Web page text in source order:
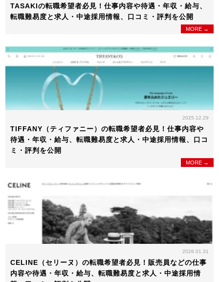
TASAKIの転職希望者必見！仕事内容や待遇・年収・給与、
転職難易度と求人・中途採用情報、口コミ・評判を公開
MORE →
2025.12.29
TIFFANY（ティファニー）の転職希望者必見！仕事内容や
待遇・年収・給与、転職難易度と求人・中途採用情報、口コ
ミ・評判を公開
MORE →
2026.01.31
CELINE（セリーヌ）の転職希望者必見！販売員などの仕事
内容や待遇・年収・給与、転職難易度と求人・中途採用情